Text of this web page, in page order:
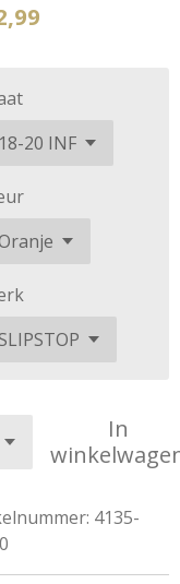
In
4135-